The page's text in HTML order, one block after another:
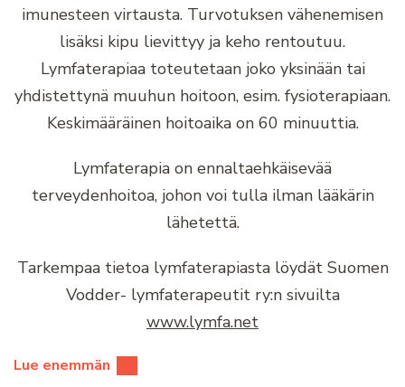
imunesteen virtausta. Turvotuksen vähenemisen
lisäksi kipu lievittyy ja keho rentoutuu.
Lymfaterapiaa toteutetaan joko yksinään tai
yhdistettynä muuhun hoitoon, esim. fysioterapiaan.
Keskimääräinen hoitoaika on 60 minuuttia.
Lymfaterapia on ennaltaehkäisevää
terveydenhoitoa, johon voi tulla ilman lääkärin
lähetettä.
Tarkempaa tietoa lymfaterapiasta löydät Suomen
Vodder- lymfaterapeutit ry:n sivuilta
www.lymfa.net
Lue enemmän